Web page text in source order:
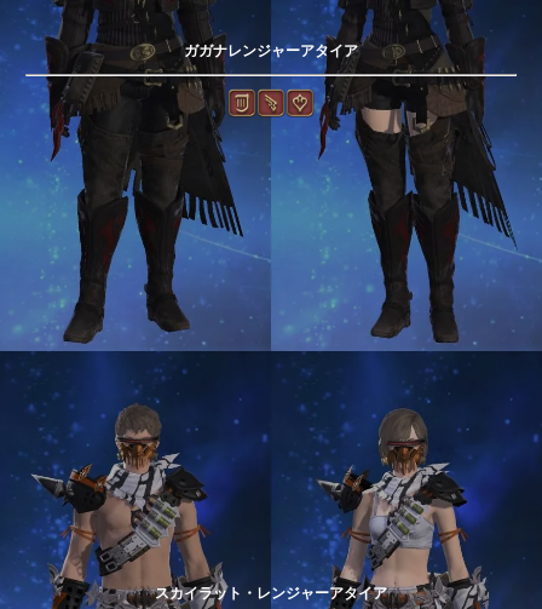
ガガナレンジャーアタイア
スカイラット・レンジャーアタイア